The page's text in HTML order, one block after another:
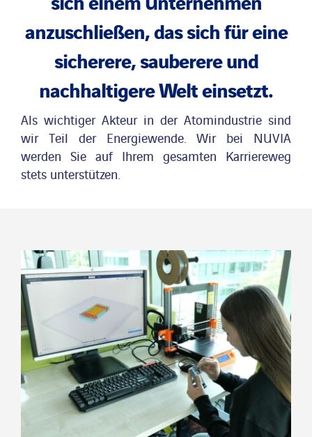
Projekte
Mitmachen
Nachrichten
Veröffentlichungen
anzuschließen, das sich für eine
sicherere, sauberere und
nachhaltigere Welt einsetzt.
Als wichtiger Akteur in der Atomindustrie sind
wir Teil der Energiewende. Wir bei NUVIA
werden Sie auf Ihrem gesamten Karriereweg
stets unterstützen.